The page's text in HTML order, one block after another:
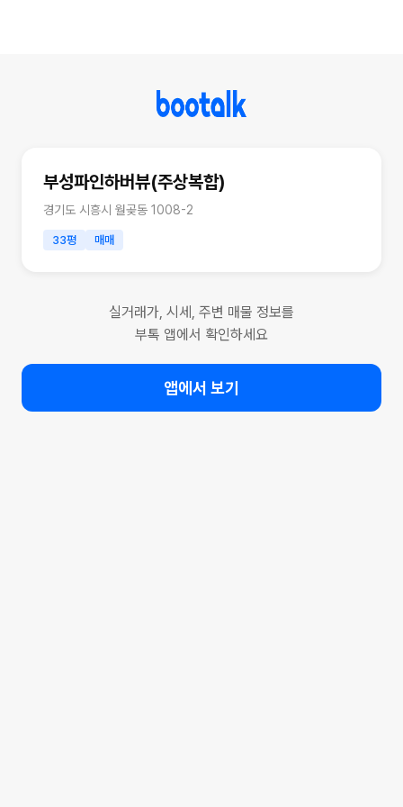
부성파인하버뷰(주상복합)
경기도 시흥시 월곶동 1008-2
33평 매매
실거래가, 시세, 주변 매물 정보를
부톡 앱에서 확인하세요
앱에서 보기